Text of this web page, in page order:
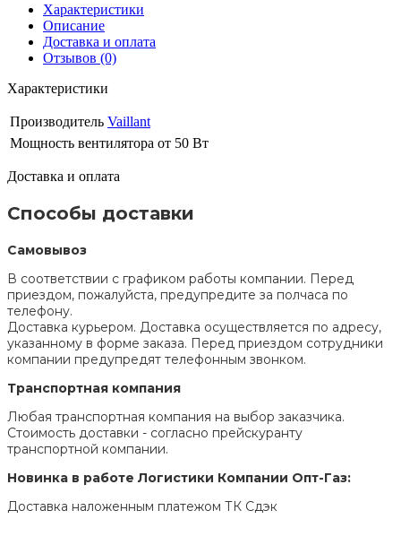
Характеристики
Описание
Доставка и оплата
Отзывов (0)
Характеристики
Производитель Vaillant
Мощность вентилятора от 50 Вт
Доставка и оплата
Способы доставки
Самовывоз
В соответствии с графиком работы компании. Перед
приездом, пожалуйста, предупредите за полчаса по
телефону.
Доставка курьером. Доставка осуществляется по адресу,
указанному в форме заказа. Перед приездом сотрудники
компании предупредят телефонным звонком.
Транспортная компания
Любая транспортная компания на выбор заказчика.
Стоимость доставки - согласно прейскуранту
транспортной компании.
Новинка в работе Логистики Компании Опт-Газ:
Доставка наложенным платежом ТК Сдэк